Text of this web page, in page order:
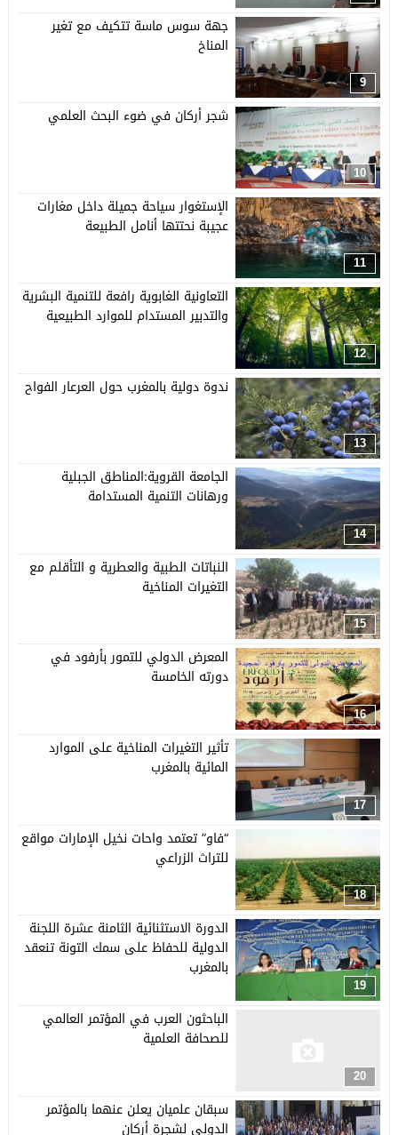
9
جهة سوس ماسة تتكيف مع تغير
المناخ
10
شجر أركان في ضوء البحث العلمي
11
الإستغوار سياحة جميلة داخل مغارات
عجيبة نحتتها أنامل الطبيعة
12
التعاونية الغابوية رافعة للتنمية البشرية
والتدبير المستدام للموارد الطبيعية
13
ندوة دولية بالمغرب حول العرعار الفواح
14
الجامعة القروية:المناطق الجبلية
ورهانات التنمية المستدامة
15
النباتات الطبية والعطرية و التأقلم مع
التغيرات المناخية
16
المعرض الدولي للتمور بأرفود في
دورته الخامسة
17
تأثير التغيرات المناخية على الموارد
المائية بالمغرب
18
“فاو” تعتمد واحات نخيل الإمارات مواقع
للتراث الزراعي
19
الدورة الاستثنائية الثامنة عشرة اللجنة
الدولية للحفاظ على سمك التونة تنعقد
بالمغرب
20
الباحثون العرب في المؤتمر العالمي
للصحافة العلمية
سبقان علميان يعلن عنهما بالمؤتمر
الدولي لشجرة أركان